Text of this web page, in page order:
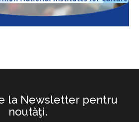
la Newsletter pentru
noutăţi.